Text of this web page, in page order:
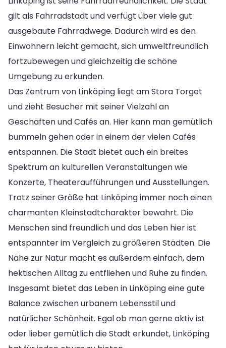
gilt als Fahrradstadt und verfügt über viele gut
ausgebaute Fahrradwege. Dadurch wird es den
Einwohnern leicht gemacht, sich umweltfreundlich
fortzubewegen und gleichzeitig die schöne
Umgebung zu erkunden.
Das Zentrum von Linköping liegt am Stora Torget
und zieht Besucher mit seiner Vielzahl an
Geschäften und Cafés an. Hier kann man gemütlich
bummeln gehen oder in einem der vielen Cafés
entspannen. Die Stadt bietet auch ein breites
Spektrum an kulturellen Veranstaltungen wie
Konzerte, Theateraufführungen und Ausstellungen.
Trotz seiner Größe hat Linköping immer noch einen
charmanten Kleinstadtcharakter bewahrt. Die
Menschen sind freundlich und das Leben hier ist
entspannter im Vergleich zu größeren Städten. Die
Nähe zur Natur macht es außerdem einfach, dem
hektischen Alltag zu entfliehen und Ruhe zu finden.
Insgesamt bietet das Leben in Linköping eine gute
Balance zwischen urbanem Lebensstil und
natürlicher Schönheit. Egal ob man gerne aktiv ist
oder lieber gemütlich die Stadt erkundet, Linköping